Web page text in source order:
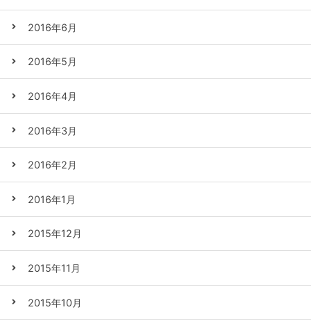
2016年6月
2016年5月
2016年4月
2016年3月
2016年2月
2016年1月
2015年12月
2015年11月
2015年10月